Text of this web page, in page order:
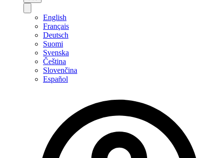
English
Français
Deutsch
Suomi
Svenska
Čeština
Slovenčina
Español